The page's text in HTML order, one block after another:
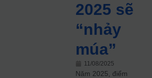
2025 sẽ
“nhảy
múa”
11/08/2025
Năm 2025, điểm